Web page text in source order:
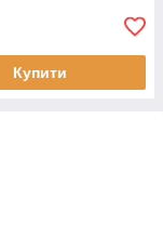
Купити